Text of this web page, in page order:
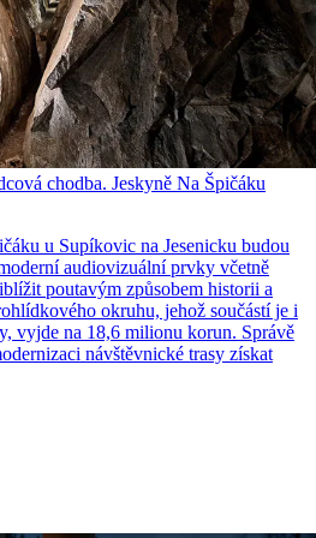
chodba. Jeskyně Na Špičáku
u Supíkovic na Jesenicku budou
audiovizuální prvky včetně
poutavým způsobem historii a
okruhu, jehož součástí je i
vyjde na 18,6 milionu korun. Správě
návštěvnické trasy získat